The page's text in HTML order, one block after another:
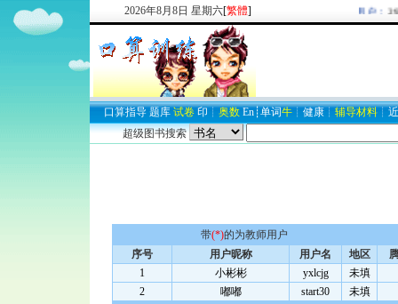
2026年8月 8日 星期六[繁體] 欢迎新注册用户：
口算指导 题库 试卷 印 ┊ 奥数 En ┊ 单词牛 ┊ 健康 ┊ 辅导材料 ┊
超级图书搜索
带(*)的为教师用户
序号
用户昵称 用户名 地区
1
小彬彬 yxlcjg
未填
2
嘟嘟 start30
未填